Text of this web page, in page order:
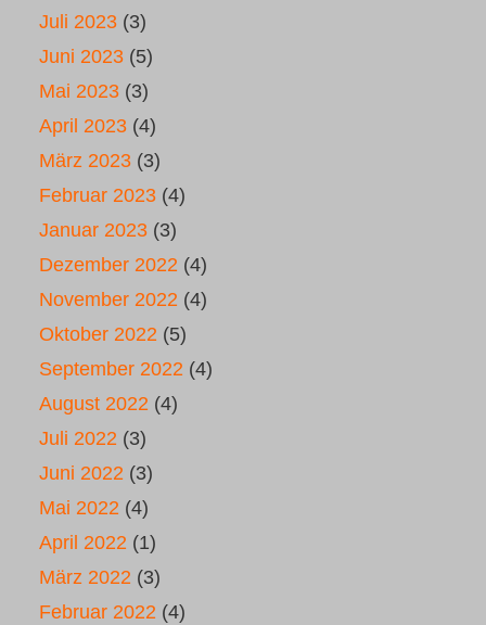
Juli 2023 (3)
Juni 2023 (5)
Mai 2023 (3)
April 2023 (4)
März 2023 (3)
Februar 2023 (4)
Januar 2023 (3)
Dezember 2022 (4)
November 2022 (4)
Oktober 2022 (5)
September 2022 (4)
August 2022 (4)
Juli 2022 (3)
Juni 2022 (3)
Mai 2022 (4)
April 2022 (1)
März 2022 (3)
Februar 2022 (4)